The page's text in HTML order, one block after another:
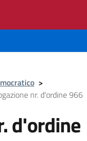
>
nr. d'ordine 966
d'ordine